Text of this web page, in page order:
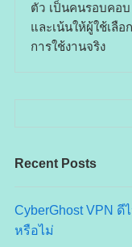
ตัว เป็นคนรอบคอบ
และเน้นให้ผู้ใช้เลื
การใช้งานจริง
Recent Posts
CyberGhost VPN
หรือไม่